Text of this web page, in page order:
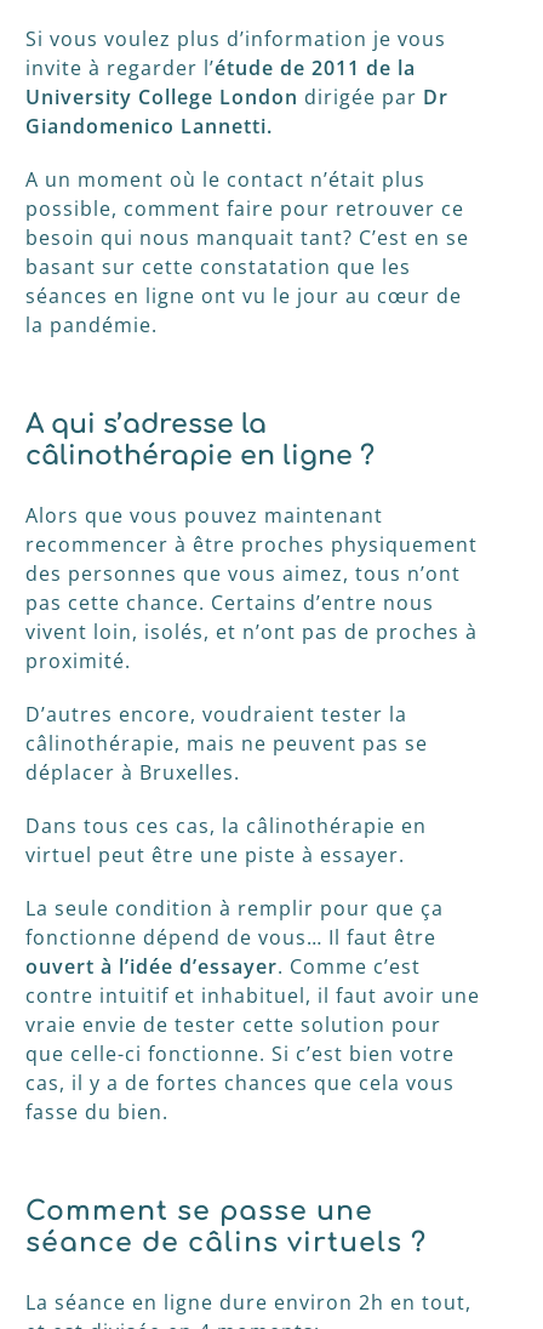
Si vous voulez plus d’information je vous
invite à regarder l’étude de 2011 de la
University College London dirigée par Dr
Giandomenico Lannetti.
A un moment où le contact n’était plus
possible, comment faire pour retrouver ce
besoin qui nous manquait tant? C’est en se
basant sur cette constatation que les
séances en ligne ont vu le jour au cœur de
la pandémie.
A qui s’adresse la
câlinothérapie en ligne ?
Alors que vous pouvez maintenant
recommencer à être proches physiquement
des personnes que vous aimez, tous n’ont
pas cette chance. Certains d’entre nous
vivent loin, isolés, et n’ont pas de proches à
proximité.
D’autres encore, voudraient tester la
câlinothérapie, mais ne peuvent pas se
déplacer à Bruxelles.
Dans tous ces cas, la câlinothérapie en
virtuel peut être une piste à essayer.
La seule condition à remplir pour que ça
fonctionne dépend de vous… Il faut être
ouvert à l’idée d’essayer. Comme c’est
contre intuitif et inhabituel, il faut avoir une
vraie envie de tester cette solution pour
que celle-ci fonctionne. Si c’est bien votre
cas, il y a de fortes chances que cela vous
fasse du bien.
Comment se passe une
séance de câlins virtuels ?
La séance en ligne dure environ 2h en tout,